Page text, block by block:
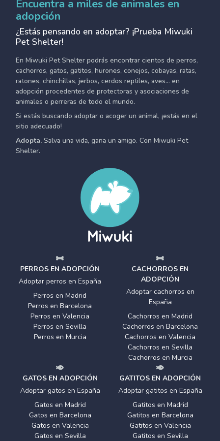
Encuentra a miles de animales en
adopción
¿Estás pensando en adoptar? ¡Prueba Miwuki
Pet Shelter!
En Miwuki Pet Shelter podrás encontrar cientos de perros,
cachorros, gatos, gatitos, hurones, conejos, cobayas, ratas,
ratones, chinchillas, jerbos, cerdos reptiles, aves... en
adopción procedentes de protectoras y asociaciones de
animales o perreras de todo el mundo.
Si estás buscando adoptar o acoger un animal, ¡estás en el
sitio adecuado!
Adopta. Salva una vida, gana un amigo. Con Miwuki Pet
Shelter.
PERROS EN ADOPCIÓN
Adoptar perros en España
Perros en Madrid
Perros en Barcelona
Perros en Valencia
Perros en Sevilla
Perros en Murcia
CACHORROS EN
ADOPCIÓN
Adoptar cachorros en
España
Cachorros en Madrid
Cachorros en Barcelona
Cachorros en Valencia
Cachorros en Sevilla
Cachorros en Murcia
GATOS EN ADOPCIÓN
Adoptar gatos en España
Gatos en Madrid
Gatos en Barcelona
Gatos en Valencia
Gatos en Sevilla
GATITOS EN ADOPCIÓN
Adoptar gatitos en España
Gatitos en Madrid
Gatitos en Barcelona
Gatitos en Valencia
Gatitos en Sevilla